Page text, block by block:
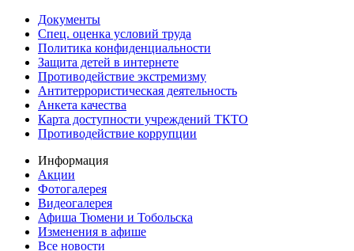
Документы
Спец. оценка условий труда
Политика конфиденциальности
Защита детей в интернете
Противодействие экстремизму
Антитеррористическая деятельность
Анкета качества
Карта доступности учреждений ТКТО
Противодействие коррупции
Информация
Акции
Фотогалерея
Видеогалерея
Афиша Тюмени и Тобольска
Изменения в афише
Все новости